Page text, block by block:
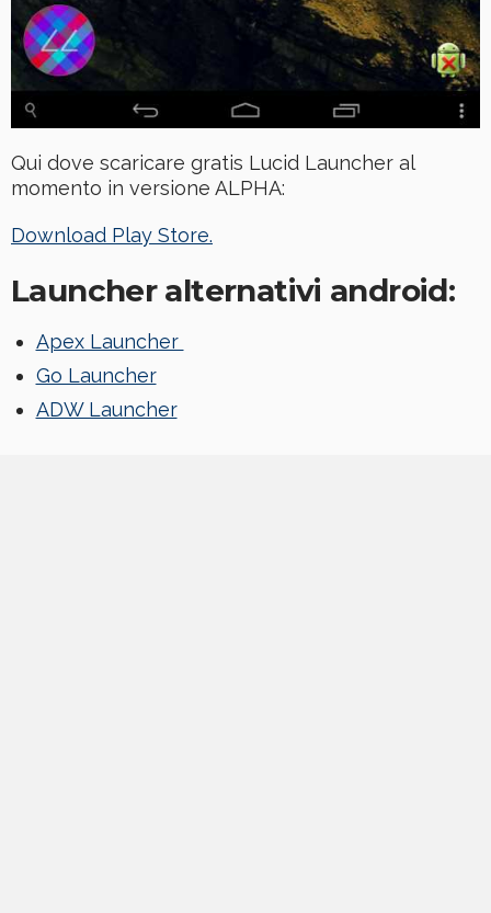
Qui dove scaricare gratis Lucid Launcher al
momento in versione ALPHA:
Download Play Store.
Launcher alternativi android:
Apex Launcher
Go Launcher
ADW Launcher